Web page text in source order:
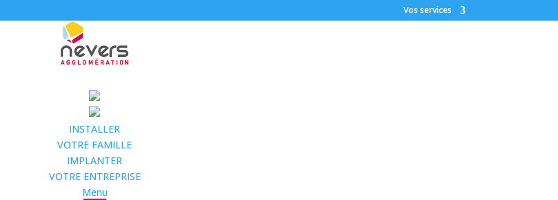
Vos services
INSTALLER
VOTRE FAMILLE
IMPLANTER
VOTRE ENTREPRISE
Menu